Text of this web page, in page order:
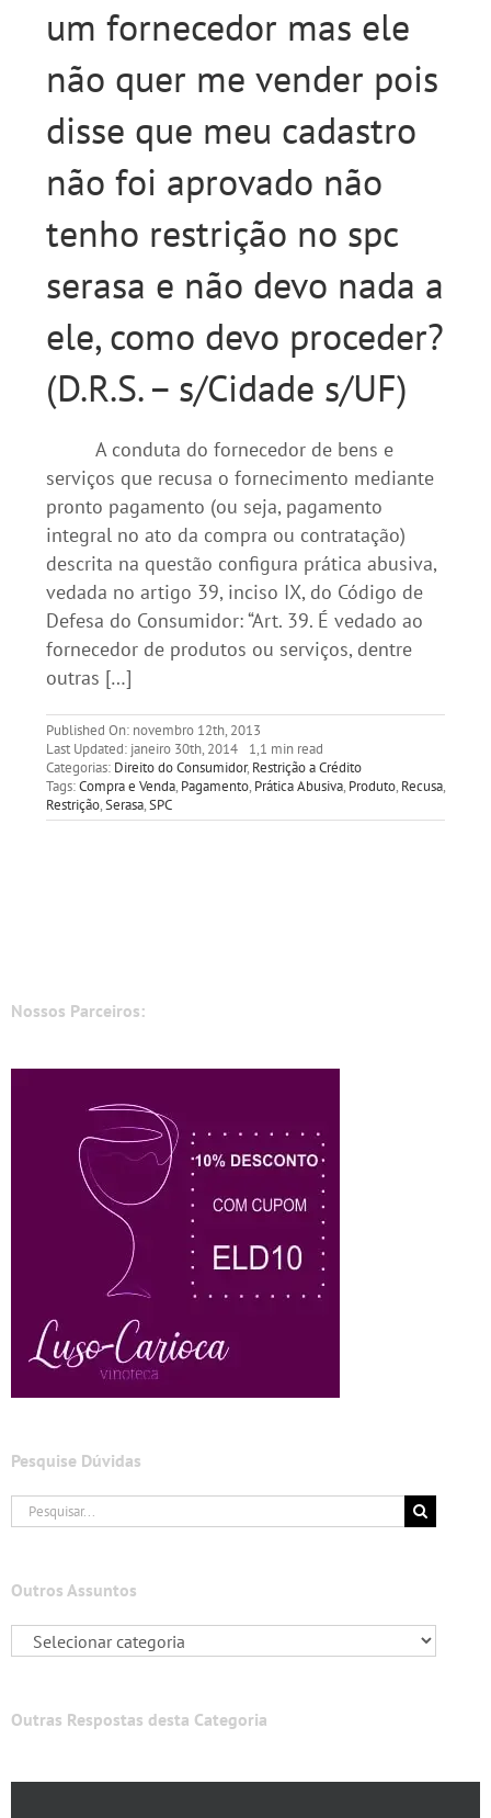
um fornecedor mas ele
não quer me vender pois
disse que meu cadastro
não foi aprovado não
tenho restrição no spc
serasa e não devo nada a
ele, como devo proceder?
(D.R.S. – s/Cidade s/UF)
A conduta do fornecedor de bens e
serviços que recusa o fornecimento mediante
pronto pagamento (ou seja, pagamento
integral no ato da compra ou contratação)
descrita na questão configura prática abusiva,
vedada no artigo 39, inciso IX, do Código de
Defesa do Consumidor: “Art. 39. É vedado ao
fornecedor de produtos ou serviços, dentre
outras […]
Published On: novembro 12th, 2013
Last Updated: janeiro 30th, 2014
1,1 min read
Categorias: Direito do Consumidor, Restrição a Crédito
Tags:Compra e Venda, Pagamento, Prática Abusiva, Produto, Recusa,
Restrição,Serasa,SPC
Nossos Parceiros:
Pesquise Dúvidas
Buscar
resultados
Outros Assuntos
Outras Respostas desta Categoria